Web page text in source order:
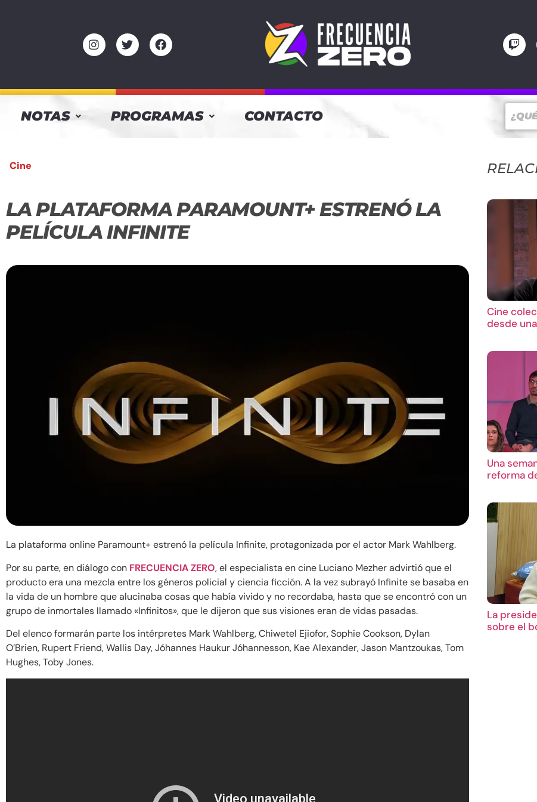
NOTAS PROGRAMAS CONTACTO
Cine
LA PLATAFORMA PARAMOUNT+ ESTRENÓ LA
PELÍCULA INFINITE
La plataforma online Paramount+ estrenó la película Infinite, protagonizada por el actor Mark Wahlberg.
Por su parte, en diálogo con FRECUENCIA ZERO, el especialista en cine Luciano Mezher advirtió que el
producto era una mezcla entre los géneros policial y ciencia ficción. A la vez subrayó Infinite se basaba en
la vida de un hombre que alucinaba cosas que había vivido y no recordaba, hasta que se encontró con un
grupo de inmortales llamado «Infinitos», que le dijeron que sus visiones eran de vidas pasadas.
Del elenco formarán parte los intérpretes Mark Wahlberg,Chiwetel Ejiofor,Sophie Cookson, Dylan
O’Brien, Rupert Friend,Wallis Day,Jóhannes Haukur Jóhannesson, Kae Alexander,Jason Mantzoukas,Tom
Hughes,Toby Jones.
Cine
desde
Una
reforma
La
sobre el